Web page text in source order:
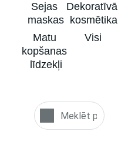
Visi
Dekoratīvā
kosmētika
Sejas
maskas
Matu
kopšanas
līdzekļi